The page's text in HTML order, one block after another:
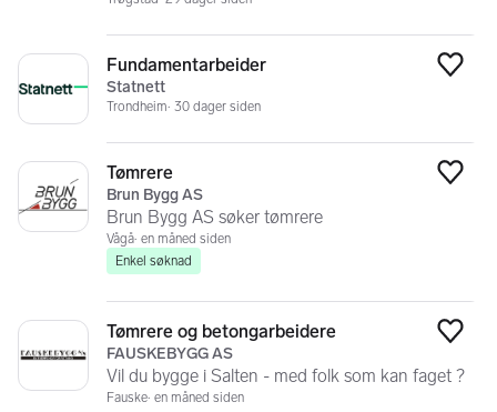
Fundamentarbeider
Statnett
Trondheim 30 dager siden
Tømrere
Brun Bygg AS
Brun Bygg AS søker tømrere
Vågå en måned siden
Enkel søknad
Tømrere og betongarbeidere
FAUSKEBYGG AS
Vil du bygge i Salten - med folk som kan faget ?
Fauske en måned siden